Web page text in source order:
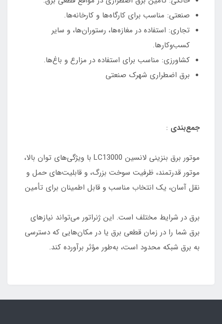
صنعتی: مناسب برای کارگاه‌ها و کارخانه‌ها.
تجاری: استفاده در مغازه‌ها، رستوران‌ها، و سایر
کسب‌وکارها.
کشاورزی: مناسب برای استفاده در مزارع و باغ‌ها.
برق اضطراری شهرک صنعتی
جمع‌بندی :
موتور برق بنزینی لانسین LC13000 با ویژگی‌های توان بالا،
موتور قدرتمند، ظرفیت سوخت بزرگ، و قابلیت‌های حمل و
نقل آسان، یک انتخاب مناسب و قابل اطمینان برای تأمین
برق در شرایط مختلف است. این ژنراتور می‌تواند نیازهای
برق شما را در زمان قطعی برق یا در مکان‌هایی که دسترسی
به برق شبکه محدود است، به‌طور مؤثر برآورده کند.